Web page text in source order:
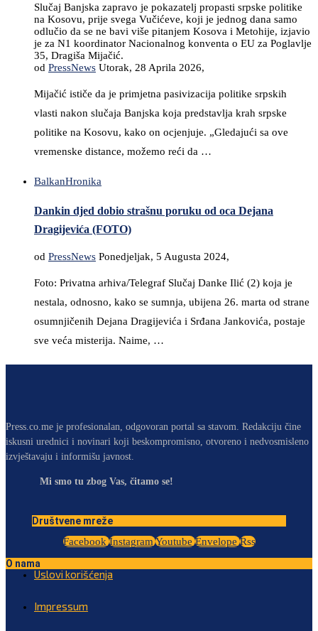
Slučaj Banjska zapravo je pokazatelj propasti srpske politike
na Kosovu, prije svega Vučićeve, koji je jednog dana samo
odlučio da se ne bavi više pitanjem Kosova i Metohije, izjavio
je za N1 koordinator Nacionalnog konventa o EU za Poglavlje
35, Dragiša Mijačić.
od PressNews Utorak, 28 Aprila 2026,
Mijačić ističe da je primjetna pasivizacija politike srpskih
vlasti nakon slučaja Banjska koja predstavlja krah srpske
politike na Kosovu, kako on ocjenjuje. „Gledajući sa ove
vremenske distance, možemo reći da …
BalkanHronika
Dankin djed dobio strašnu poruku od oca Dejana
Dragijevića (FOTO)
od PressNews Ponedjeljak, 5 Augusta 2024,
Foto: Privatna arhiva/Telegraf Slučaj Danke Ilić (2) koja je
nestala, odnosno, kako se sumnja, ubijena 26. marta od strane
osumnjičenih Dejana Dragijevića i Srđana Jankovića, postaje
sve veća misterija. Naime, …
Press.co.me je profesionalan, odgovoran portal sa stavom. Redakciju čine
iskusni urednici i novinari koji beskompromisno, otvoreno i nedvosmisleno
izvještavaju i informišu javnost.
Mi smo tu zbog Vas, čitamo se!
Društvene mreže
Facebook Instagram Youtube Envelope Rss
O nama
Uslovi korišćenja
Impressum